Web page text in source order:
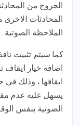
الخروج من
المحادثات
الملاحظة الصوتية .
كما سيتم تثبيت
اضافة خيار ايقاف
ايقافها ، وذلك
يسهل عليه عدم
الصوتية بنفس